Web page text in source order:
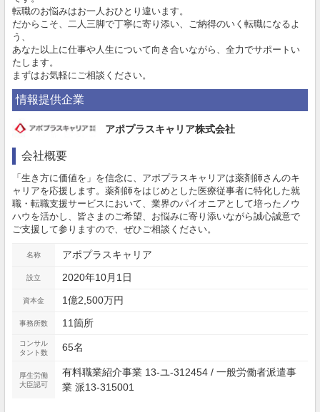
転職のお悩みはお一人おひとり違います。
だからこそ、二人三脚で丁寧に寄り添い、ご納得のいく転職になるよ
う、
あなた以上に仕事や人生について向き合いながら、全力でサポートい
たします。
まずはお気軽にご相談ください。
情報提供企業
アポプラスキャリア株式会社
会社概要
「生き方に価値を」を信念に、アポプラスキャリアは薬剤師さんのキ
ャリアを応援します。薬剤師をはじめとした医療従事者に特化した就
職・転職支援サービスにおいて、業界のパイオニアとして培ったノウ
ハウを活かし、皆さまのご希望、お悩みに寄り添いながら誠心誠意で
ご支援して参りますので、ぜひご相談ください。
名称 アポプラスキャリア
設立 2020年10月1日
資本金 1億2,500万円
事務所数 11箇所
コンサル
タント数
65名
厚生労働
大臣認可
有料職業紹介事業 13-ユ-312454 / 一般労働者派遣事
業 派13-315001